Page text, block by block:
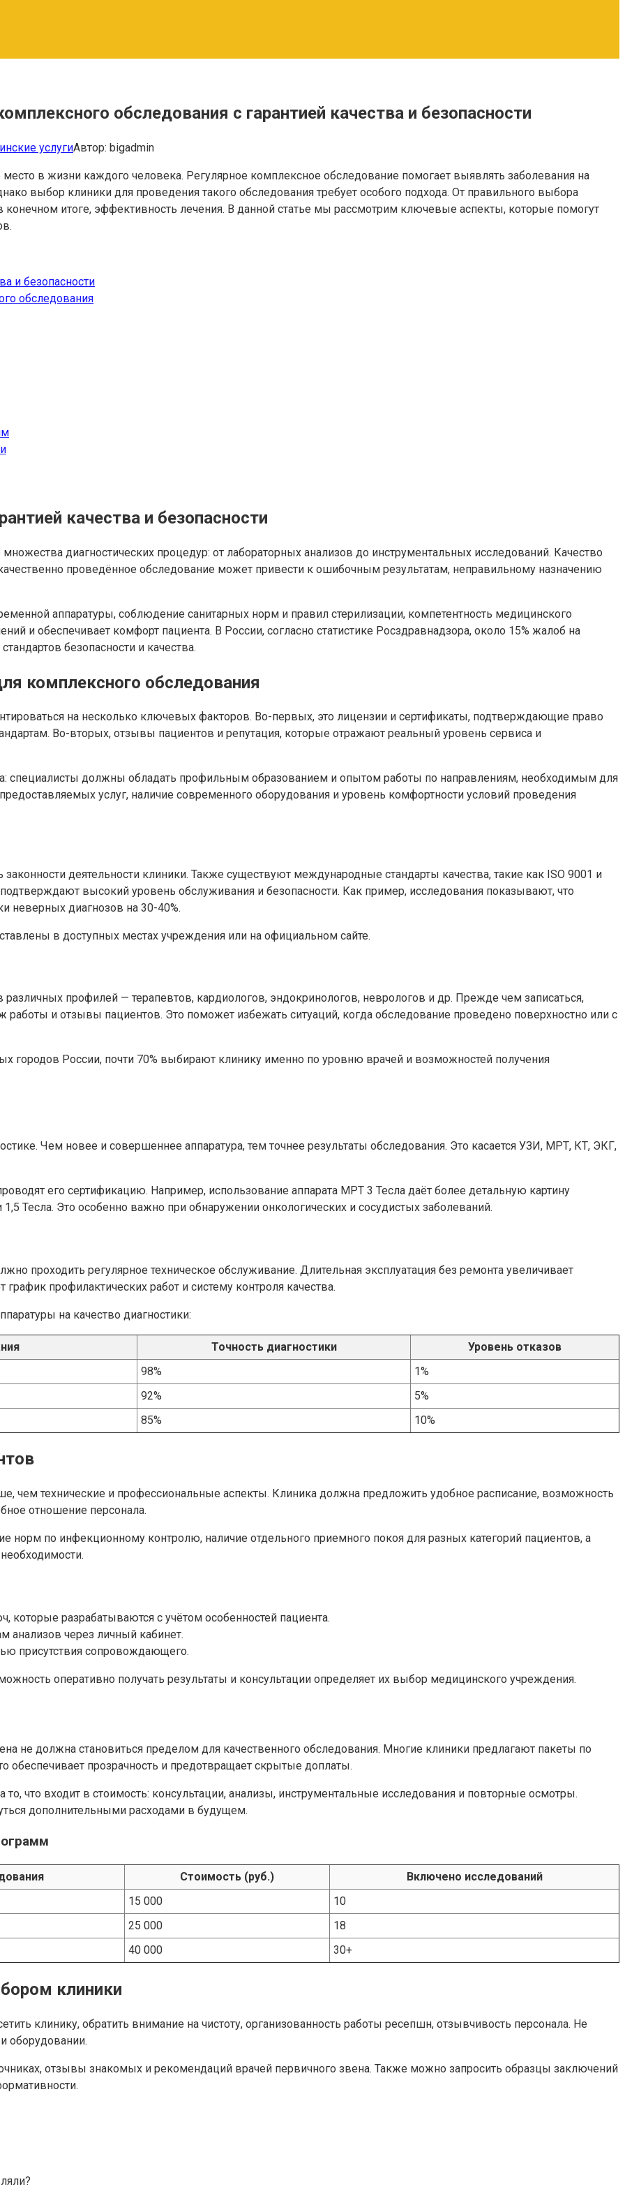
обследования с гарантией качества и безопасности
услугиАвтор: bigadmin
в жизни каждого человека. Регулярное комплексное обследование помогает выявлять заболевания на
выбор клиники для проведения такого обследования требует особого подхода. От правильного выбора
конечном итоге, эффективность лечения. В данной статье мы рассмотрим ключевые аспекты, которые помогут
и безопасности
обследования
качества и безопасности
диагностических процедур: от лабораторных анализов до инструментальных исследований. Качество
проведённое обследование может привести к ошибочным результатам, неправильному назначению
аппаратуры, соблюдение санитарных норм и правил стерилизации, компетентность медицинского
и обеспечивает комфорт пациента. В России, согласно статистике Росздравнадзора, около 15% жалоб на
безопасности и качества.
комплексного обследования
на несколько ключевых факторов. Во-первых, это лицензии и сертификаты, подтверждающие право
Во-вторых, отзывы пациентов и репутация, которые отражают реальный уровень сервиса и
специалисты должны обладать профильным образованием и опытом работы по направлениям, необходимым для
услуг, наличие современного оборудования и уровень комфортности условий проведения
деятельности клиники. Также существуют международные стандарты качества, такие как ISO 9001 и
высокий уровень обслуживания и безопасности. Как пример, исследования показывают, что
неверных диагнозов на 30-40%.
в доступных местах учреждения или на официальном сайте.
профилей — терапевтов, кардиологов, эндокринологов, неврологов и др. Прежде чем записаться,
работы и отзывы пациентов. Это поможет избежать ситуаций, когда обследование проведено поверхностно или с
городов России, почти 70% выбирают клинику именно по уровню врачей и возможностей получения
Чем новее и совершеннее аппаратура, тем точнее результаты обследования. Это касается УЗИ, МРТ, КТ, ЭКГ,
его сертификацию. Например, использование аппарата МРТ 3 Тесла даёт более детальную картину
Тесла. Это особенно важно при обнаружении онкологических и сосудистых заболеваний.
проходить регулярное техническое обслуживание. Длительная эксплуатация без ремонта увеличивает
профилактических работ и систему контроля качества.
на качество диагностики:
Точность диагностики
Уровень отказов
98%
1%
92%
5%
85%
10%
чем технические и профессиональные аспекты. Клиника должна предложить удобное расписание, возможность
отношение персонала.
норм по инфекционному контролю, наличие отдельного приемного покоя для разных категорий пациентов, а
разрабатываются с учётом особенностей пациента.
анализов через личный кабинет.
присутствия сопровождающего.
оперативно получать результаты и консультации определяет их выбор медицинского учреждения.
не должна становиться пределом для качественного обследования. Многие клиники предлагают пакеты по
прозрачность и предотвращает скрытые доплаты.
что входит в стоимость: консультации, анализы, инструментальные исследования и повторные осмотры.
дополнительными расходами в будущем.
Стоимость (руб.)
Включено исследований
15 000
10
25 000
18
40 000
30+
клиники
клинику, обратить внимание на чистоту, организованность работы ресепшн, отзывчивость персонала. Не
оборудовании.
отзывы знакомых и рекомендаций врачей первичного звена. Также можно запросить образцы заключений